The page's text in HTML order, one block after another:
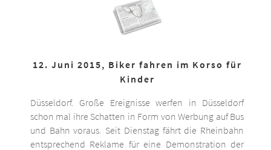
12. Juni 2015, Biker fahren im Korso für
Kinder
Düsseldorf. Große Ereignisse werfen in Düsseldorf
schon mal ihre Schatten in Form von Werbung auf Bus
und Bahn voraus. Seit Dienstag fährt die Rheinbahn
entsprechend Reklame für eine Demonstration der